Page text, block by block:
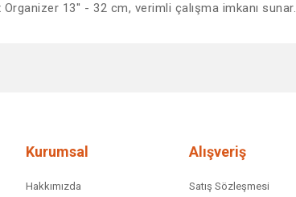
Organizer 13'' - 32 cm, verimli çalışma imkanı sunar.
Kurumsal
Hakkımızda
Alışveriş
Satış Sözleşmesi